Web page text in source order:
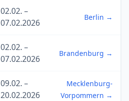
02.02. –
07.02.2026
Berlin →
02.02. –
07.02.2026
Brandenburg →
09.02. –
20.02.2026
Mecklenburg-
Vorpommern →